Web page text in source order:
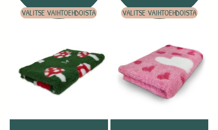
VALITSE VAIHTOEHDOISTA VALITSE VAIHTOEHDOISTA